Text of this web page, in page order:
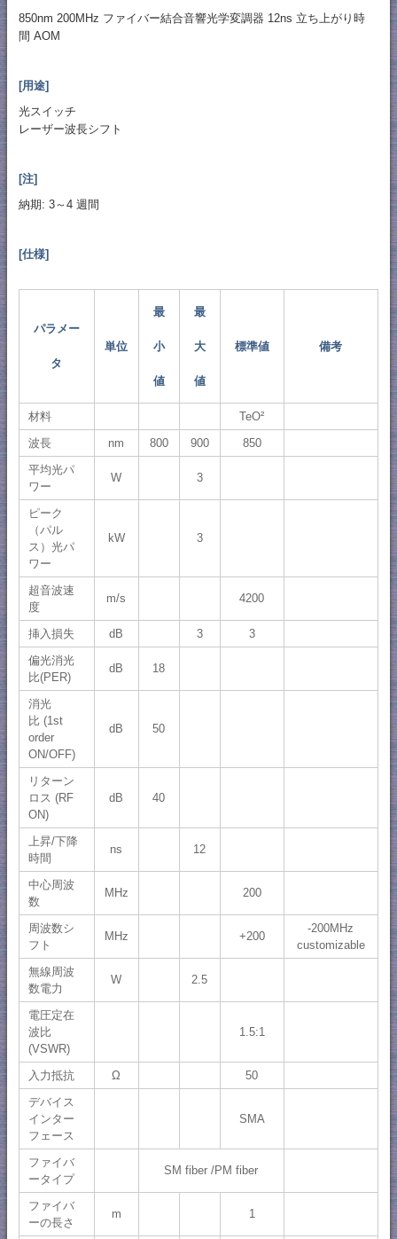
850nm 200MHz ファイバー結合音響光学変調器 12ns 立ち上がり時
間 AOM
[用途]
光スイッチ
レーザー波長シフト
[注]
納期: 3～4 週間
[仕様]
パラメー
タ
単位
最
小
値
最
大
値
標準値 備考
材料
TeO²
波長
nm 800 900
850
平均光パ
ワー
W 3
ピーク
（パル
ス）光パ
ワー
kW 3
超音波速
度
m/s 4200
挿入損失 dB 3
3
偏光消光
比(PER)
dB 18
消光
比 (1st
order
ON/OFF)
dB 50
リターン
ロス (RF
ON)
dB 40
上昇/下降
時間
ns 12
中心周波
数
MHz 200
周波数シ
フト
MHz +200
-200MHz
customizable
無線周波
数電力
W 2.5
電圧定在
波比
(VSWR)
1.5:1
入力抵抗 Ω
50
デバイス
インター
フェース
SMA
ファイバ
ータイプ
SM fiber /PM fiber
ファイバ
ーの長さ
m 1